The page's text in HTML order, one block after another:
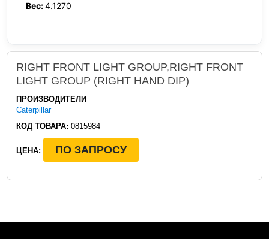
Вес:4.1270
RIGHT FRONT LIGHT GROUP,RIGHT FRONT
LIGHT GROUP (RIGHT HAND DIP)
ПРОИЗВОДИТЕЛИ
Caterpillar
КОД ТОВАРА: 0815984
ЦЕНА: ПО ЗАПРОСУ